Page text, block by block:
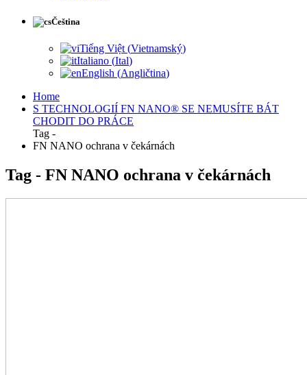
Čeština
Tiếng Việt (Vietnamský)
Italiano (Ital)
English (Angličtina)
Home
S TECHNOLOGIÍ FN NANO® SE NEMUSÍTE BÁT
CHODIT DO PRÁCE
Tag -
FN NANO ochrana v čekárnách
Tag - FN NANO ochrana v čekárnách